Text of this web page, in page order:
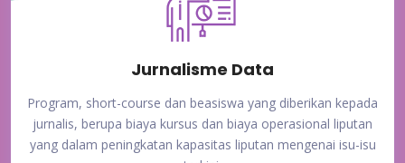
Jurnalisme Data
Program, short-course dan beasiswa yang diberikan kepada
jurnalis, berupa biaya kursus dan biaya operasional liputan
yang dalam peningkatan kapasitas liputan mengenai isu-isu